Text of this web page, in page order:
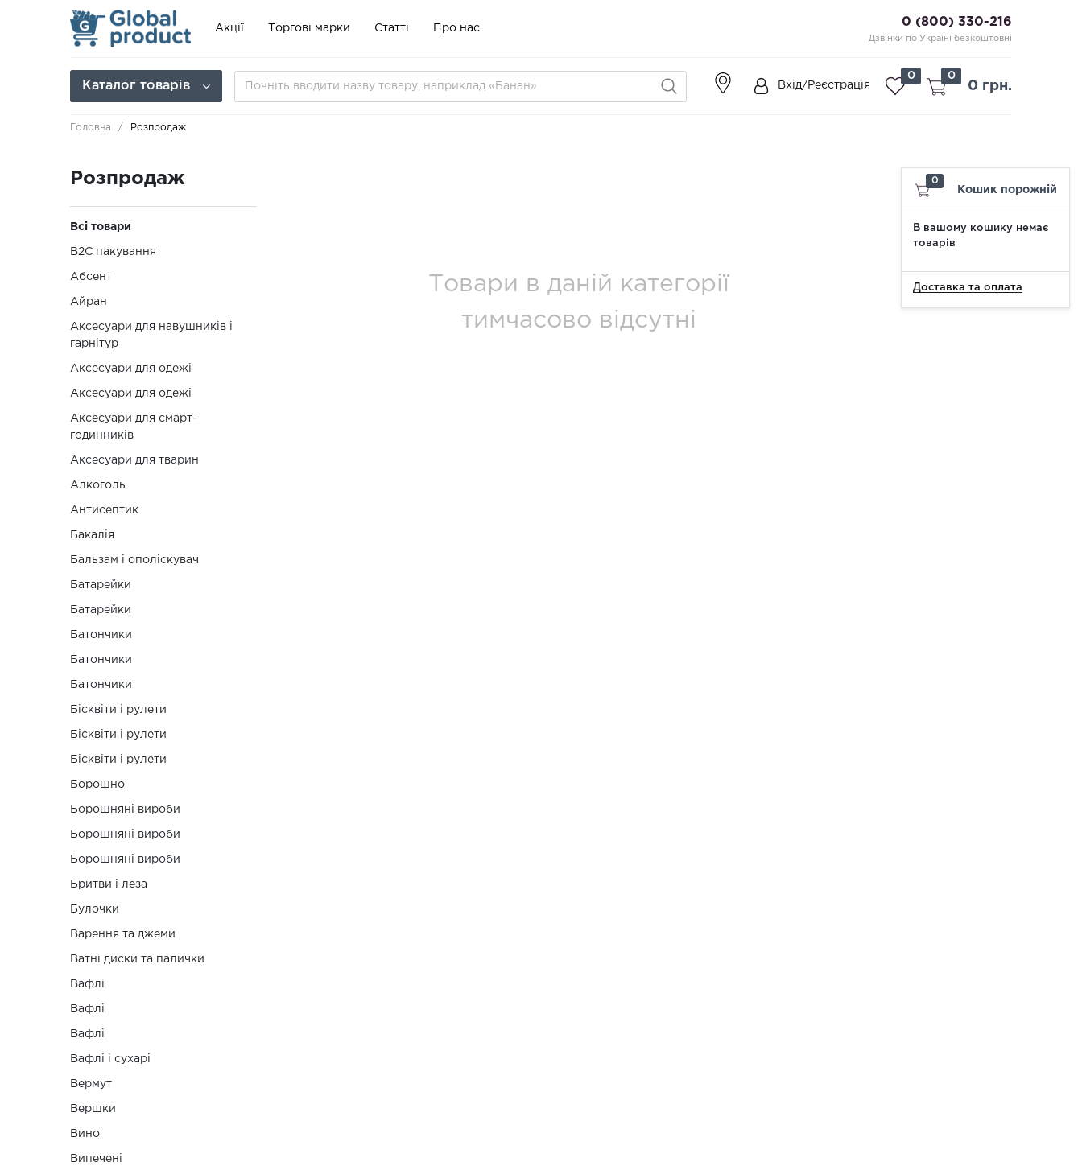
Акції Торгові марки Статті Про нас
0 (800) 330-216
Дзвінки по Україні безкоштовні
Каталог товарів Вхід/Реєстрація
0 0
0 грн.
Головна Розпродаж
Розпродаж
Всі товари
B2C пакування
Абсент
Айран
Аксесуари для навушників і
гарнітур
Аксесуари для одежі
Аксесуари для одежі
Аксесуари для смарт-
годинників
Аксесуари для тварин
Алкоголь
Антисептик
Бакалія
Бальзам i ополіскувач
Батарейки
Батарейки
Батончики
Батончики
Батончики
Бісквіти і рулети
Бісквіти і рулети
Бісквіти і рулети
Борошно
Борошняні вироби
Борошняні вироби
Борошняні вироби
Бритви і леза
Булочки
Варення та джеми
Ватні диски та палички
Вафлі
Вафлі
Вафлі
Вафлі і сухарі
Вермут
Вершки
Вино
Випечені
Товари в даній категорії
тимчасово відсутні
0
Кошик порожній
В вашому кошику немає
товарів
Доставка та оплата